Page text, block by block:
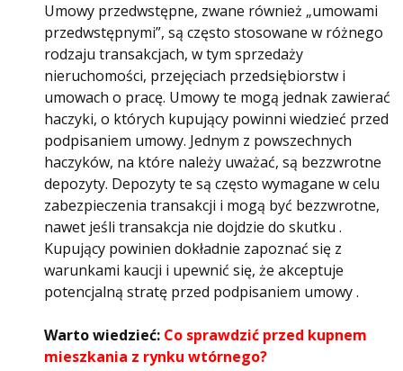
Umowy przedwstępne, zwane również „umowami
przedwstępnymi”, są często stosowane w różnego
rodzaju transakcjach, w tym sprzedaży
nieruchomości, przejęciach przedsiębiorstw i
umowach o pracę. Umowy te mogą jednak zawierać
haczyki, o których kupujący powinni wiedzieć przed
podpisaniem umowy. Jednym z powszechnych
haczyków, na które należy uważać, są bezzwrotne
depozyty. Depozyty te są często wymagane w celu
zabezpieczenia transakcji i mogą być bezzwrotne,
nawet jeśli transakcja nie dojdzie do skutku .
Kupujący powinien dokładnie zapoznać się z
warunkami kaucji i upewnić się, że akceptuje
potencjalną stratę przed podpisaniem umowy .
Warto wiedzieć: Co sprawdzić przed kupnem
mieszkania z rynku wtórnego?